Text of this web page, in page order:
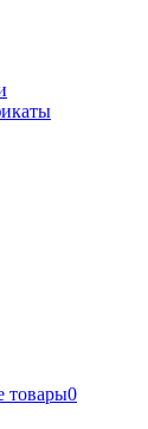
товары0